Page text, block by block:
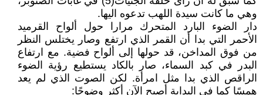
وهي ما كانت سيدة اللهب تدعوه اليها.
دار الضوء البارد المتحرك مرارا حول ألواح القرميد
الأحمر التي بدا أن القمر الذي ارتفع وصار يختلس النظر
من فوق المداخن، قد حولها إلى ألواح فضية. مع ارتفاع
البدر في كبد السماء، صار بالكاد يستطيع رؤية الضوء
الراقص الذي بدا مثل امرأة. لكن الصوت الذي لم يعد
همسًا كما في البداية أصبح الآن أكثر وضوحًا: